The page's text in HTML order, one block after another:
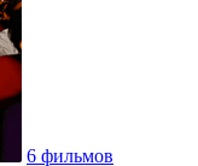
6 фильмов